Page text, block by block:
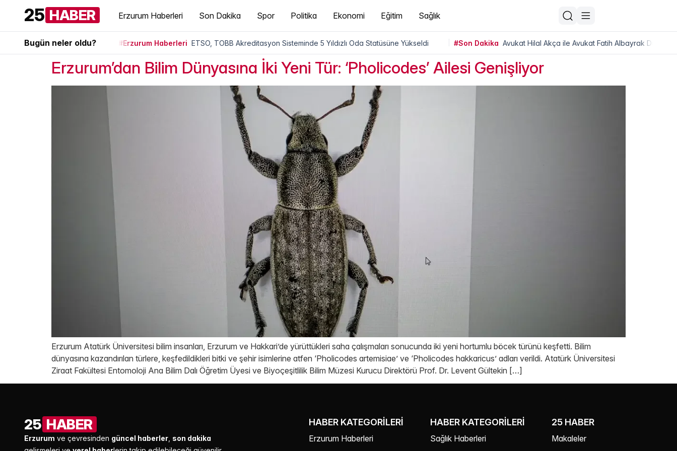
25 HABER Erzurum Haberleri Son Dakika Spor Politika Ekonomi Eğitim Sağlık
Bugün neler oldu? #Erzurum Haberleri ETSO, TOBB Akreditasyon Sisteminde 5 Yıldızlı Oda Statüsüne Yükseldi #Son Dakika Avukat Hilal Akça ile Avukat Fatih Albayrak Dünya
Erzurum’dan Bilim Dünyasına İki Yeni Tür: ‘Pholicodes’ Ailesi Genişliyor
Erzurum Atatürk Üniversitesi bilim insanları, Erzurum ve Hakkari’de yürüttükleri saha çalışmaları sonucunda iki yeni hortumlu böcek türünü keşfetti. Bilim
dünyasına kazandırılan türlere, keşfedildikleri bitki ve şehir isimlerine atfen ‘Pholicodes artemisiae’ ve ‘Pholicodes hakkaricus’ adları verildi. Atatürk Üniversitesi
Ziraat Fakültesi Entomoloji Ana Bilim Dalı Öğretim Üyesi ve Biyoçeşitlilik Bilim Müzesi Kurucu Direktörü Prof. Dr. Levent Gültekin […]
25 HABER
Erzurum ve çevresinden güncel haberler son dakika
HABER KATEGORILERI
Erzurum Haberleri
HABER KATEGORILERI
Sağlık Haberleri
25 HABER
Makaleler